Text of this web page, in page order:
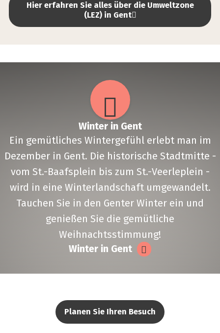
Hier erfahren Sie alles über die Umweltzone
(LEZ) in Gent
det
Win­ter in Gent
Ein gemütliches Wintergefühl erlebt man im
Dezember in Gent. Die historische Stadtmitte -
vom St.-Baafsplein bis zum St.-Veerleplein -
wird in eine Winterlandschaft umgewandelt.
Tauchen Sie in den Genter Winter ein und
genießen Sie die gemütliche
Weihnachtsstimmung!
Winter in Gent
Planen Sie Ihren Besuch